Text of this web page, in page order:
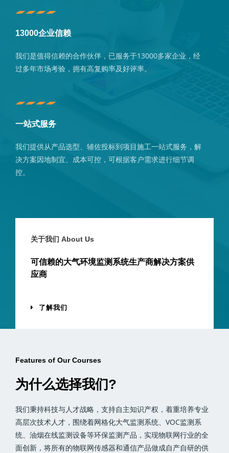
13000企业信赖
我们是值得信赖的合作伙伴，已服务于13000多家企业，经
过多年市场考验，拥有高复购率及好评率。
一站式服务
我们提供从产品选型、辅佐投标到项目施工一站式服务，解
决方案因地制宜、成本可控，可根据客户需求进行细节调
控。
关于我们 About Us
可信赖的大气环境监测系统生产商解决方案供
应商
了解我们
Features of Our Courses
为什么选择我们?
我们秉持科技与人才战略，支持自主知识产权，着重培养专业
高层次技术人才，围绕着网格化大气监测系统、VOC监测系
统、油烟在线监测设备等环保监测产品，实现物联网行业的全
面创新，将所有的物联网传感器和通信产品做成自产自研的供